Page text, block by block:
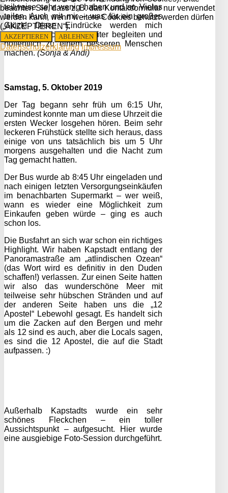
teilweise sehr wenig haben und so Vieles
teilen. Auch mit mir – was für ein großes
Glück! Diese Eindrücke werden mich
sicherlich noch lange weiter begleiten und
hoffentlich zu einem besseren Menschen
machen.(Sonja & Andi)
Samstag, 5. Oktober 2019
Der Tag begann sehr früh um 6:15 Uhr,
zumindest konnte man um diese Uhrzeit die
ersten Wecker losgehen hören. Beim sehr
leckeren Frühstück stellte sich heraus, dass
einige von uns tatsächlich bis um 5 Uhr
morgens ausgehalten und die Nacht zum
Tag gemacht hatten.
Der Bus wurde ab 8:45 Uhr eingeladen und
nach einigen letzten Versorgungseinkäufen
im benachbarten Supermarkt – wer weiß,
wann es wieder eine Möglichkeit zum
Einkaufen geben würde – ging es auch
schon los.
Die Busfahrt an sich war schon ein richtiges
Highlight. Wir haben Kapstadt entlang der
Panoramastraße am „atlindischen Ozean“
(das Wort wird es definitiv in den Duden
schaffen!) verlassen. Zur einen Seite hatten
wir also das wunderschöne Meer mit
teilweise sehr hübschen Stränden und auf
der anderen Seite haben uns die „12
Apostel“ Lebewohl gesagt. Es handelt sich
um die Zacken auf den Bergen und mehr
als 12 sind es auch, aber die Locals sagen,
es sind die 12 Apostel, die auf die Stadt
aufpassen. :)
Außerhalb Kapstadts wurde ein sehr
schönes Fleckchen – ein toller
Aussichtspunkt – aufgesucht. Hier wurde
eine ausgiebige Foto-Session durchgeführt.
beachten Sie, dass z. B. das Kontaktformular nur verwendet
werden kann, wenn weitere Cookies benutzt werden dürfen
(„AKZEPTIEREN“).
AKZEPTIEREN ABLEHNEN
Datenschutzerklärung Impressum